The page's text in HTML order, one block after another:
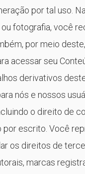
por tal uso.
ou fotografia, você
por meio
acessar seu
derivativos
nós e nossos
o direito de
escrito. Você
os direitos de
marcas